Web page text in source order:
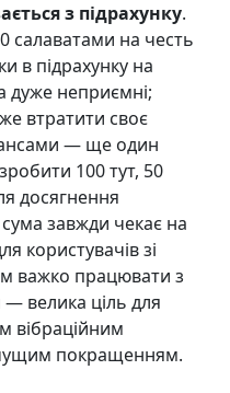
з підрахунку.
салаватами на честь
в підрахунку на
дуже неприємні;
втратити своє
— ще один
100 тут, 50
досягнення
завжди чекає на
користувачів зі
важко працювати з
велика ціль для
вібраційним
покращенням.